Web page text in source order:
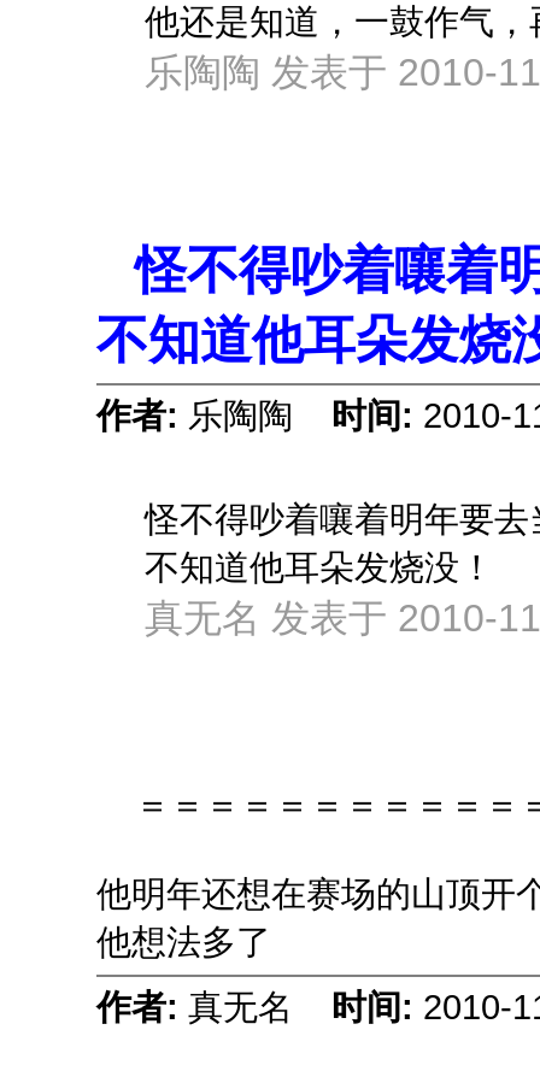
他还是知道，一鼓作气，
乐陶陶 发表于 2010-
怪不得吵着嚷着
不知道他耳朵发烧
作者: 乐陶陶 时间: 2010-
怪不得吵着嚷着明年要去
不知道他耳朵发烧没！
真无名 发表于 2010-
＝＝＝＝＝＝＝＝＝＝＝
他明年还想在赛场的山顶开
他想法多了
作者: 真无名 时间: 2010-